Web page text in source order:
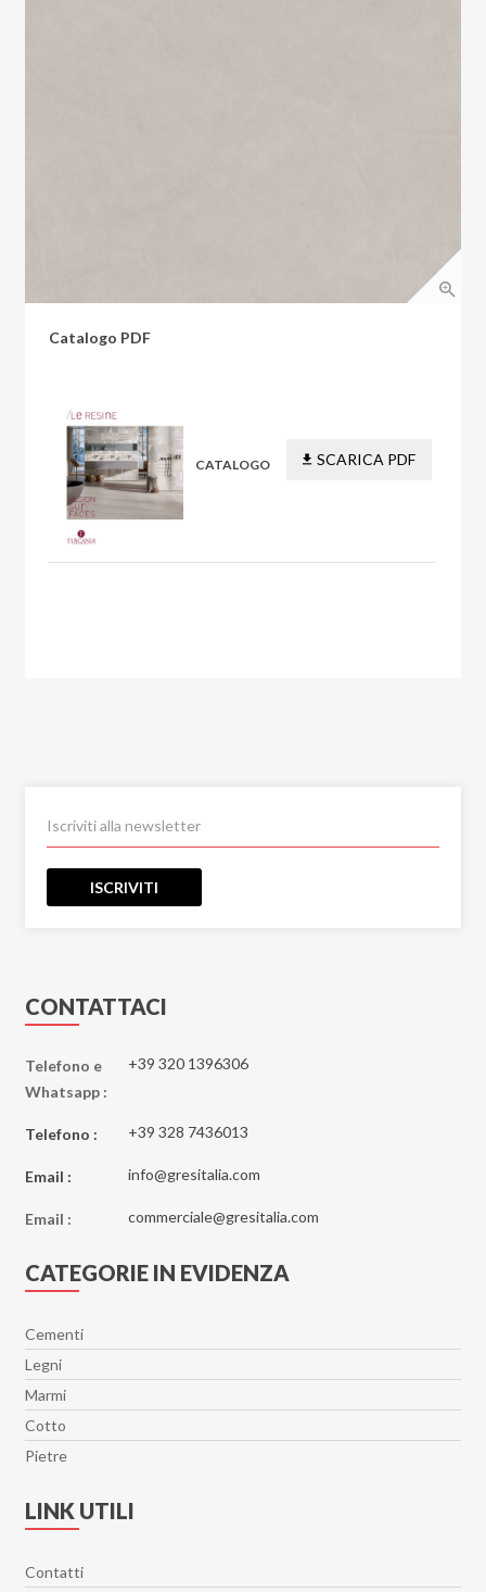
Catalogo PDF
CATALOGO SCARICA PDF
ISCRIVITI
CONTATTACI
Telefono e
Whatsapp :
+39 320 1396306
Telefono : +39 328 7436013
Email : info@gresitalia.com
Email : commerciale@gresitalia.com
CATEGORIE IN EVIDENZA
Cementi
Legni
Marmi
Cotto
Pietre
LINK UTILI
Contatti